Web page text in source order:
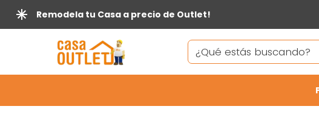
Remodela tu Casa a precio de Outlet!